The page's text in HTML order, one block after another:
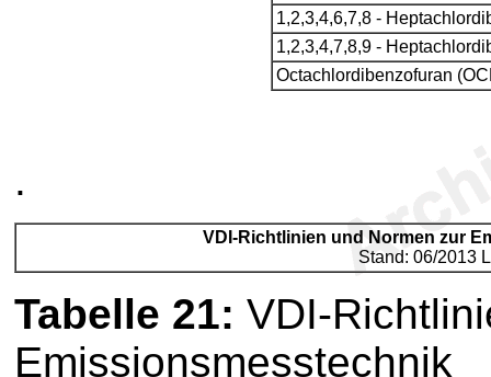
1,2,3,4,6,7,8 -
1,2,3,4,7,8,9 -
Octachlordibenzofuran
.
VDI-Richtlinien und Normen zur
Stand: 06/2013
Tabelle 21: VDI-
Emissionsmesstechnik